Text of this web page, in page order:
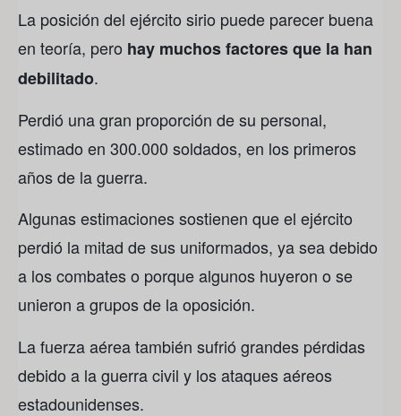
La posición del ejército sirio puede parecer buena
en teoría, pero hay muchos factores que la han
debilitado.
Perdió una gran proporción de su personal,
estimado en 300.000 soldados, en los primeros
años de la guerra.
Algunas estimaciones sostienen que el ejército
perdió la mitad de sus uniformados, ya sea debido
a los combates o porque algunos huyeron o se
unieron a grupos de la oposición.
La fuerza aérea también sufrió grandes pérdidas
debido a la guerra civil y los ataques aéreos
estadounidenses.